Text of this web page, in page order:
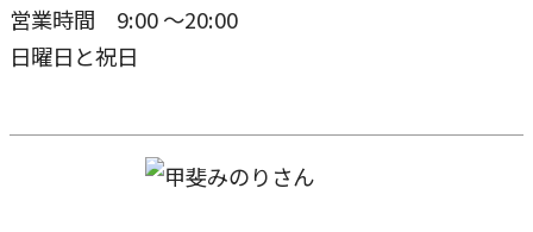
営業時間 9:00 ～20:00
日曜日と祝日